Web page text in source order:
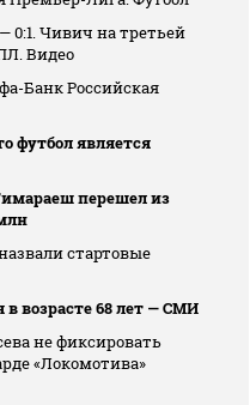
0:1. Чивич на третьей
Видео
Банк Российская
футбол является
перешел из
стартовые
возрасте 68 лет — СМИ
не фиксировать
«Локомотива»